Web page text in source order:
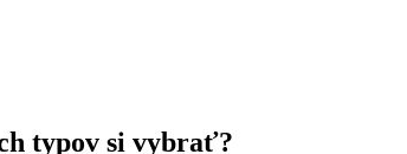
typov si vybrať?